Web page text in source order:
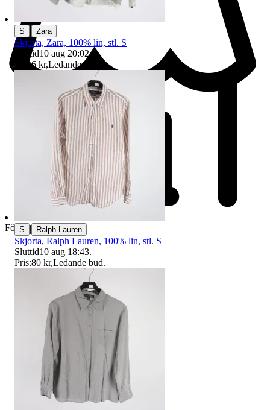
Företag
S Zara
Skjorta, Zara, 100% lin, stl. S
Sluttid10 aug 20:02.
Pris:6 kr,Ledande bud
S | Ralph Lauren
Skjorta, Ralph Lauren, 100% lin, stl. S
Sluttid10 aug 18:43.
Pris:80 kr,Ledande bud.